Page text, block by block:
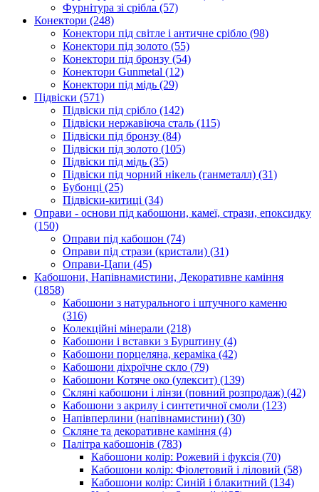
Фурнітура зі срібла (57)
Конектори (248)
Конектори під світле і античне срібло (98)
Конектори під золото (55)
Конектори під бронзу (54)
Конектори Gunmetal (12)
Конектори під мідь (29)
Підвіски (571)
Підвіски під срібло (142)
Підвіски нержавіюча сталь (115)
Підвіски під бронзу (84)
Підвіски під золото (105)
Підвіски під мідь (35)
Підвіски під чорний нікель (ганметалл) (31)
Бубонці (25)
Підвіски-китиці (34)
Оправи - основи під кабошони, камеї, стрази, епоксидку
(150)
Оправи під кабошон (74)
Оправи під стрази (кристали) (31)
Оправи-Цапи (45)
Кабошони, Напівнамистини, Декоративне каміння
(1858)
Кабошони з натурального і штучного каменю
(316)
Колекційні мінерали (218)
Кабошони і вставки з Бурштину (4)
Кабошони порцеляна, кераміка (42)
Кабошони діхроїчне скло (79)
Кабошони Котяче око (улексит) (139)
Скляні кабошони і лінзи (повний розпродаж) (42)
Кабошони з акрилу і синтетичної смоли (123)
Напівперлини (напівнамистини) (30)
Скляне та декоративне каміння (4)
Палітра кабошонів (783)
Кабошони колір: Рожевий і фуксія (70)
Кабошони колір: Фіолетовий і ліловий (58)
Кабошони колір: Синій і блакитний (134)